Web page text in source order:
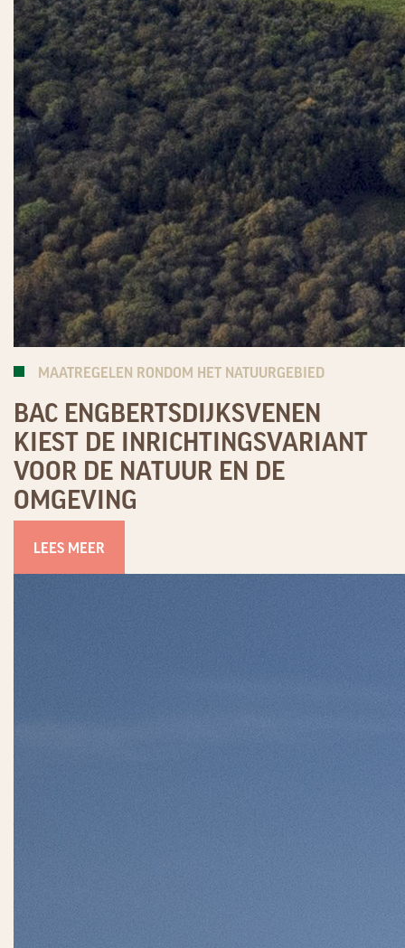
MAATREGELEN RONDOM HET NATUURGEBIED
BAC ENGBERTSDIJKSVENEN
KIEST DE INRICHTINGSVARIANT
VOOR DE NATUUR EN DE
OMGEVING
LEES MEER